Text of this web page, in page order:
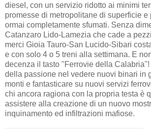
diesel, con un servizio ridotto ai minimi
promesse di metropolitane di superficie e
ormai completamente sfumati. Senza
Catanzaro Lido-Lamezia che cade a
merci Gioia Tauro-San Lucido-Sibari
e con solo 4 o 5 treni alla settimana. E
decenza il tasto "Ferrovie della
della passione nel vedere nuovi binari in
monti e fantasticare su nuovi servizi
chi ancora ragiona con la propria testa è
assistere alla creazione di un nuovo
inquinamento ed infiltrazioni mafiose.